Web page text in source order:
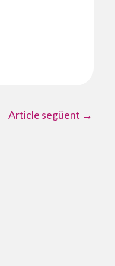
Article següent →